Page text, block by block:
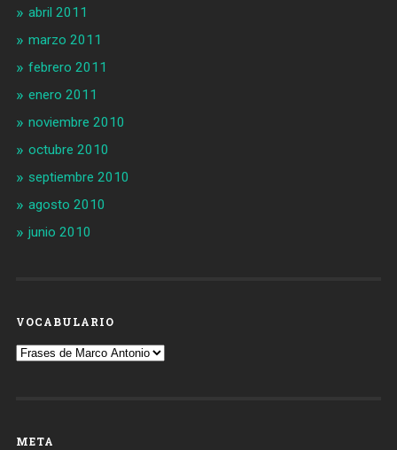
abril 2011
marzo 2011
febrero 2011
enero 2011
noviembre 2010
octubre 2010
septiembre 2010
agosto 2010
junio 2010
VOCABULARIO
Vocabulario
META